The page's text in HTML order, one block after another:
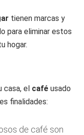
tienen marcas y
para eliminar estos
hogar.
casa, el café usado
finalidades:
de café son